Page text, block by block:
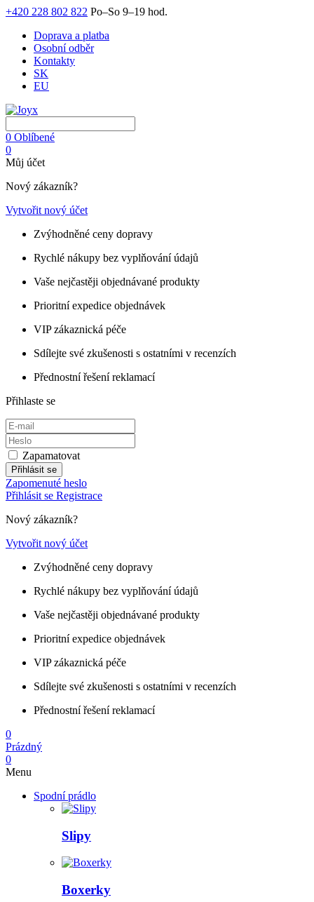
+420 228 802 822 Po–So 9–19 hod.
Doprava a platba
Osobní odběr
Kontakty
SK
EU
0 Oblíbené
0
Můj účet
Nový zákazník?
Vytvořit nový účet
Zvýhodněné ceny dopravy
Rychlé nákupy bez vyplňování údajů
Vaše nejčastěji objednávané produkty
Prioritní expedice objednávek
VIP zákaznická péče
Sdílejte své zkušenosti s ostatními v recenzích
Přednostní řešení reklamací
Přihlaste se
Zapamatovat
Přihlásit se
Zapomenuté heslo
Přihlásit se Registrace
Nový zákazník?
Vytvořit nový účet
Zvýhodněné ceny dopravy
Rychlé nákupy bez vyplňování údajů
Vaše nejčastěji objednávané produkty
Prioritní expedice objednávek
VIP zákaznická péče
Sdílejte své zkušenosti s ostatními v recenzích
Přednostní řešení reklamací
0
Prázdný
0
Menu
Spodní prádlo
Slipy
Boxerky